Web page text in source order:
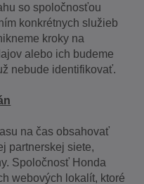
so spoločnosťou
konkrétnych služieb
kroky na
alebo ich budeme
nebude identifikovať.
na čas obsahovať
partnerskej siete,
Spoločnosť Honda
webových lokalít, ktoré